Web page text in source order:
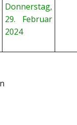
Donnerstag,
29. Februar
2024